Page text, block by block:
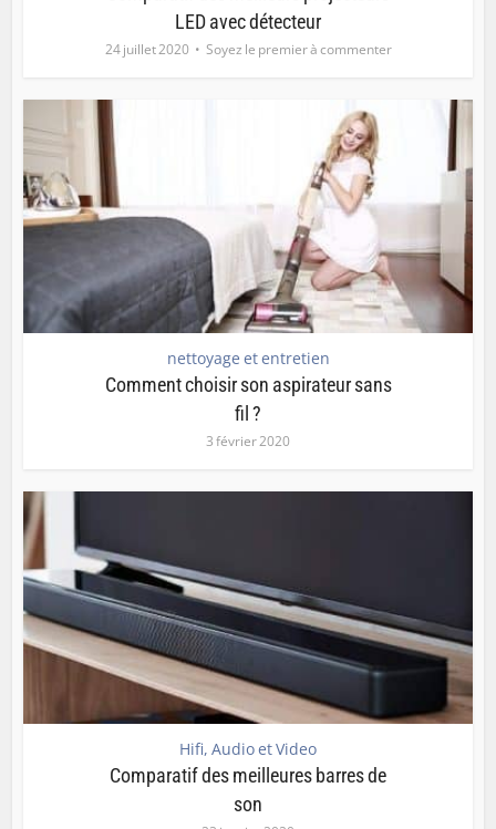
LED avec détecteur
24 juillet 2020 Soyez le premier à commenter
nettoyage et entretien
Comment choisir son aspirateur sans
fil ?
3 février 2020
Hifi, Audio et Video
Comparatif des meilleures barres de
son